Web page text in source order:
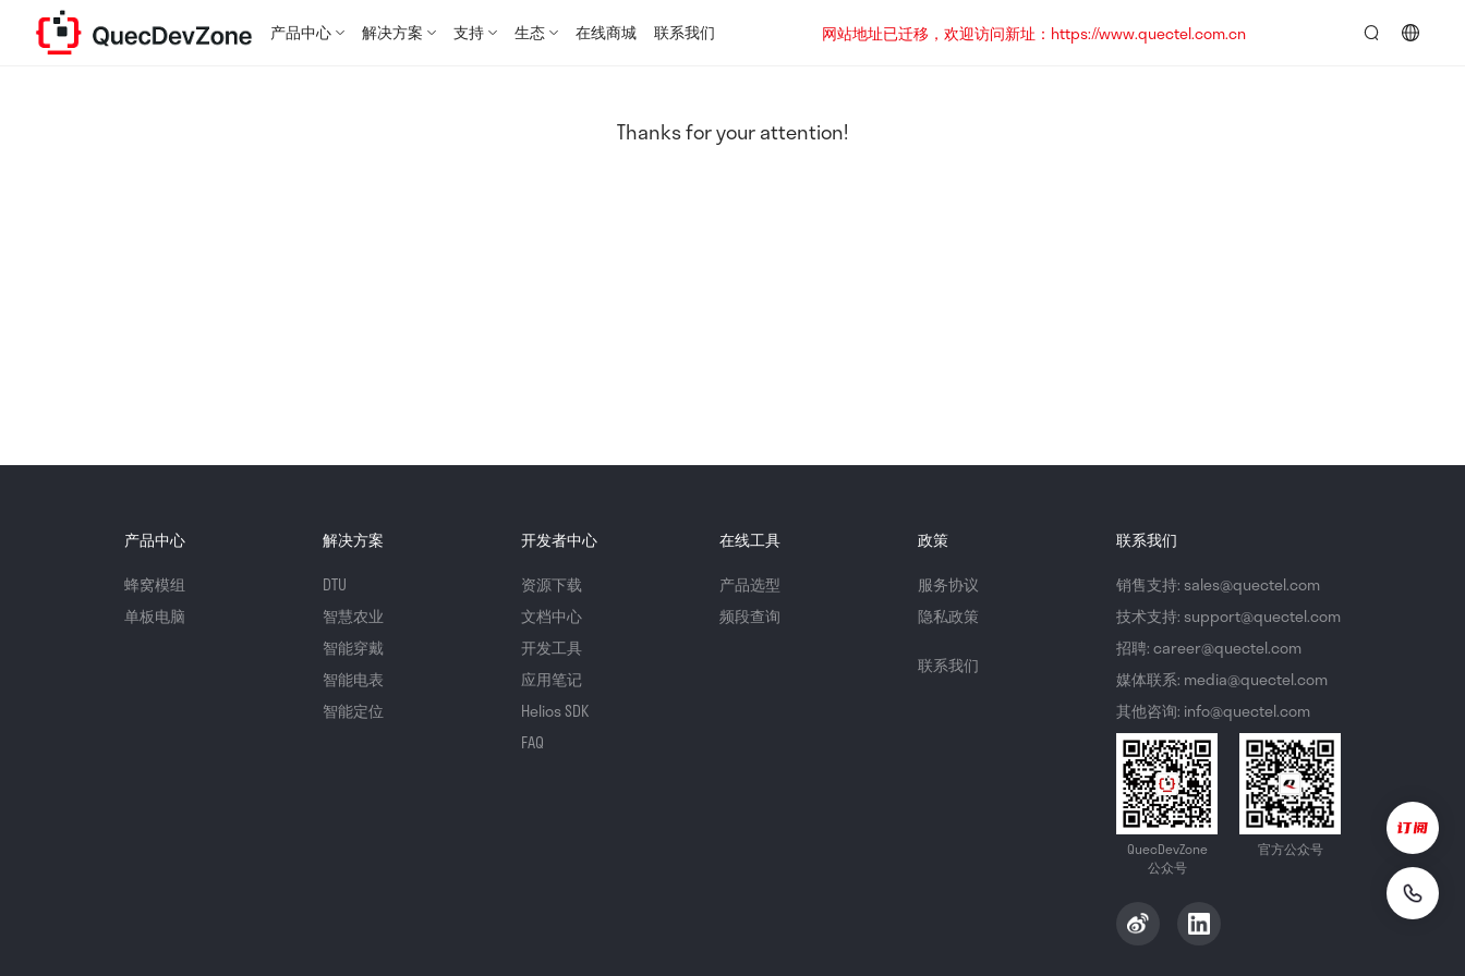
产品中心 解决方案 支持 生态 在线商城 联系我们
网站地址已迁移，欢迎访问新址：https://www.quectel.com.cn
Thanks for your attention!
产品中心
蜂窝模组
单板电脑
解决方案
DTU
智慧农业
智能穿戴
智能电表
智能定位
开发者中心
资源下载
文档中心
开发工具
应用笔记
Helios SDK
FAQ
在线工具
产品选型
频段查询
政策
服务协议
隐私政策
联系我们
联系我们
销售支持: sales@quectel.com
技术支持: support@quectel.com
招聘: career@quectel.com
媒体联系: media@quectel.com
其他咨询: info@quectel.com
QuecDevZone
公众号
官方公众号